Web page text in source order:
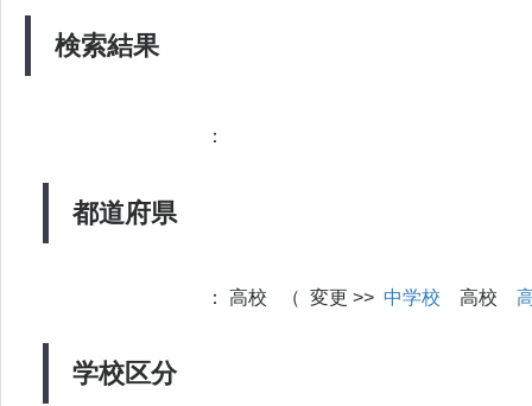
検索結果
都道府県
：
学校区分
： 高校 （ 変更 >> 中学校 高校